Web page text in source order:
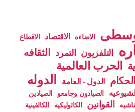
الاضاءه الاقتصاد الاقطاع
التلفزيون التمرد الثقافه
الحرب العالمية
الحكام الدول - العامة الدوله
الشيوعيه الصيادون وجامعو الصيادين
القوانين الكاثوليكيه الكالفينية